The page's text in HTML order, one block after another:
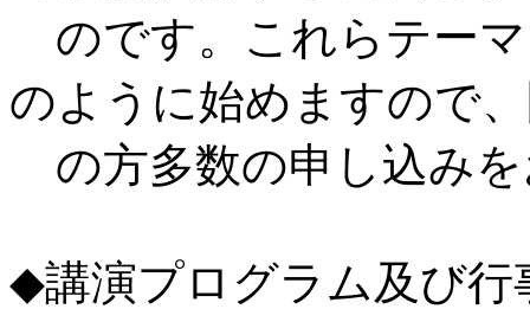
のです。これらテー
のように始めますので
の方多数の申し込み
◆講演プログラム及び行